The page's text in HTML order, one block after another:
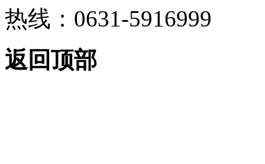
热线：0631-5916999
返回顶部